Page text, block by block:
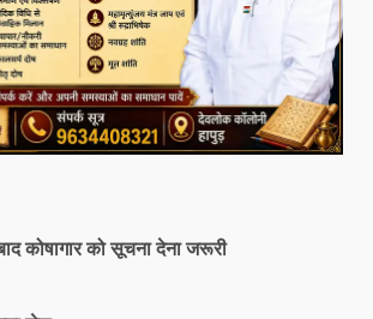
कोषागार को सूचना देना जरूरी